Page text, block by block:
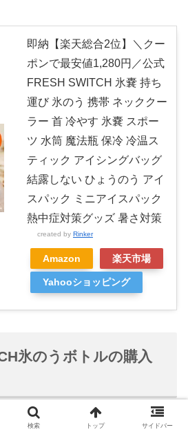
即納【楽天総合2位】＼クー
ポンで最安値1,280円／公式
FRESH SWITCH 氷嚢 持ち
運び 氷のう 携帯 ネッククー
ラー 首 冷やす 氷嚢 スポー
ツ 水筒 魔法瓶 保冷 冷温ス
ティック アイシングバッグ
結露しない ひょうのう アイ
スパック ミニアイスパック
熱中症対策グッズ 暑さ対策
created by Rinker
Amazon 楽天市場
Yahooショッピング
氷のうボトルの購入
検索 トップ サイドバー